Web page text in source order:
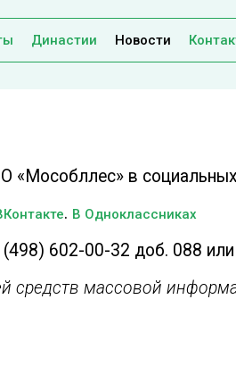
Династии Новости
«Мособллес» в
. В Одноклассниках
602-00-32 доб. 088
средств массовой